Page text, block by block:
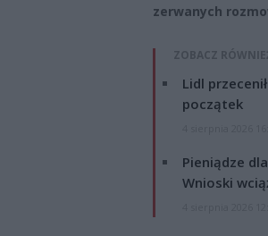
zerwanych
ZOBACZ
Lidl
początek
Pieniądze
Wnioski